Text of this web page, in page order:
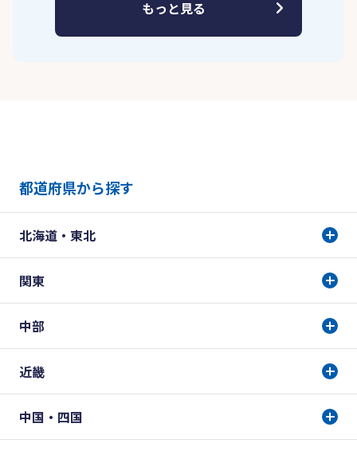
もっと見る
都道府県から探す
北海道・東北
関東
中部
近畿
中国・四国